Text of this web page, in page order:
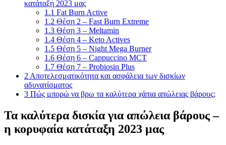
κατάταξη 2023 μας
1.1 Fat Burn Active
1.2 Θέση 2 – Fast Burn Extreme
1.3 Θέση 3 – Meltamin
1.4 Θέση 4 – Keto Actives
1.5 Θέση 5 – Night Mega Burner
1.6 Θέση 6 – Cappuccino MCT
1.7 Θέση 7 – Probiosin Plus
2 Αποτελεσματικότητα και ασφάλεια των δισκίων
αδυνατίσματος
3 Πώς μπορώ να βρω τα καλύτερα χάπια απώλειας βάρους;
Τα καλύτερα δισκία για απώλεια βάρους –
η κορυφαία κατάταξη 2023 μας